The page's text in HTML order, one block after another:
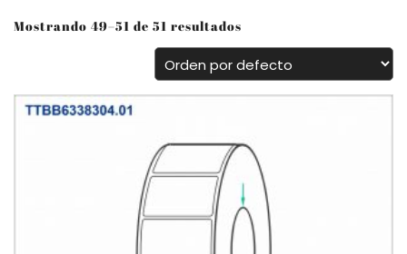
Mostrando 49–51 de 51 resultados